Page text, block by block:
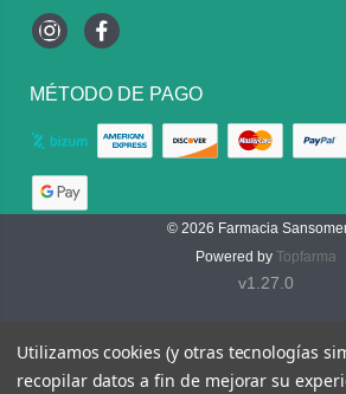
InstagramFacebook
MÉTODO DE PAGO
© 2026 Farmacia
Powered by Topfarma
v1.27.0
Utilizamos cookies (y otras tecnologías
recopilar datos a fin de mejorar su